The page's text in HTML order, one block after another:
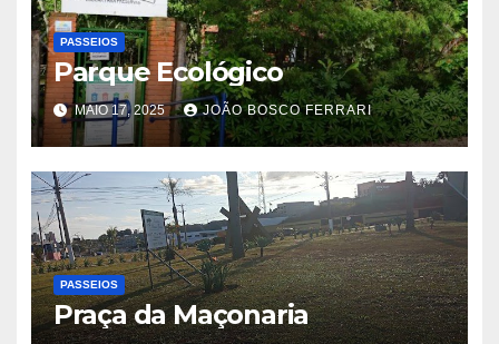
PASSEIOS
Parque Ecológico
MAIO 17, 2025 JOÃO BOSCO FERRARI
PASSEIOS
Praça da Maçonaria